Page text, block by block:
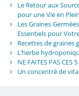
Le Retour aux
pour une Vie en
Les Graines
Essentiels pour
Recettes de graines
L’herbe
NE FAITES PAS CES
Un concentré de